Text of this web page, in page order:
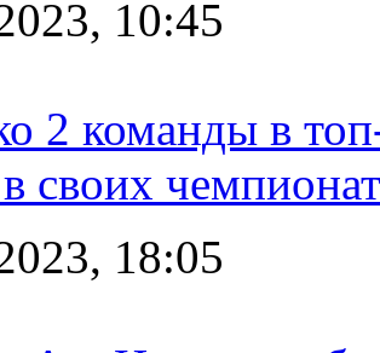
10:45
2 команды в
своих
18:05